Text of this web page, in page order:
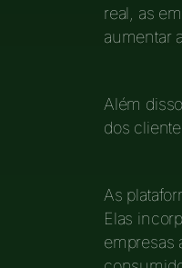
real, as
aumentar
Além
dos
As
Elas
empresas